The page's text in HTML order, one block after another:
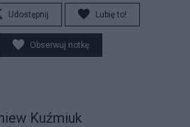
Udostępnij Lubię to!
Obserwuj notkę
Kuźmiuk